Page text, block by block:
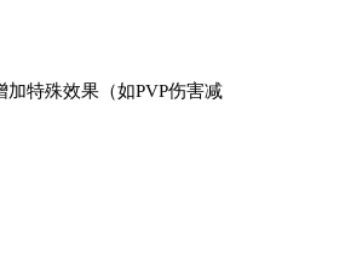
特殊效果（如PVP伤害减